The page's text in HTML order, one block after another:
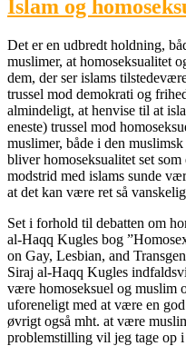
Islam og
Det er en udbredt holdning,
muslimer, at homoseksualitet
dem, der ser islams
trussel mod demokrati og
almindeligt, at henvise til at
eneste) trussel mod
muslimer, både i den
bliver homoseksualitet set
modstrid med islams sunde
at det kan være ret så
Set i forhold til debatten om
al-Haqq Kugles bog
on Gay, Lesbian, and
Siraj al-Haqq Kugles
være homoseksuel og muslim
uforeneligt med at være en
øvrigt også mht. at være
problemstilling vil jeg tage op i